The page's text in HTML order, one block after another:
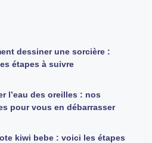
dessiner une sorcière :
étapes à suivre
l’eau des oreilles : nos
pour vous en débarrasser
kiwi bebe : voici les étapes